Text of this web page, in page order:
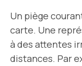
Un piège
carte. Une
à des attentes
distances. Par